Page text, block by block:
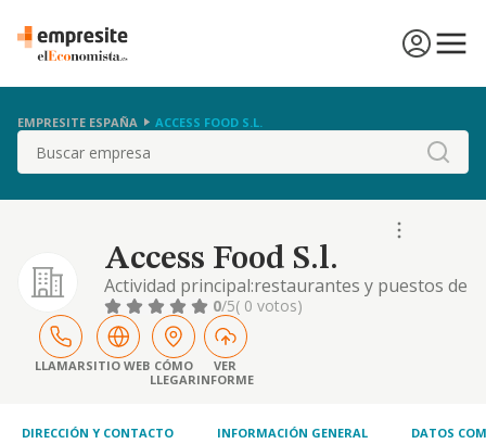
EMPRESITE ESPAÑA ACCESS FOOD S.L.
Buscar
Access Food S.l.
Actividad principal:restaurantes y puestos de
comidas (cnae 5610).construccion,
instalaciones y mantenimiento.comercio al
por mayor y al por menor.distribucion
comercial.importacion y
exportacion.actividades inmobiliarias. ...
0/5( 0 votos)
LLAMARSITIO WEB CÓMO
LLEGAR
VER
INFORME
DIRECCIÓN Y CONTACTO INFORMACIÓN GENERAL DATOS